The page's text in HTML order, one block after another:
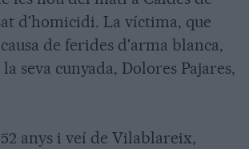
d'homicidi. La víctima, que
de ferides d'arma blanca,
seva cunyada, Dolores Pajares,
anys i veí de Vilablareix,